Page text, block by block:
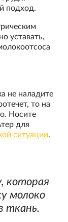
подход.
уставать,
не наладите
то на
Носите
для
ситуации.
которая
молоко
ткань.